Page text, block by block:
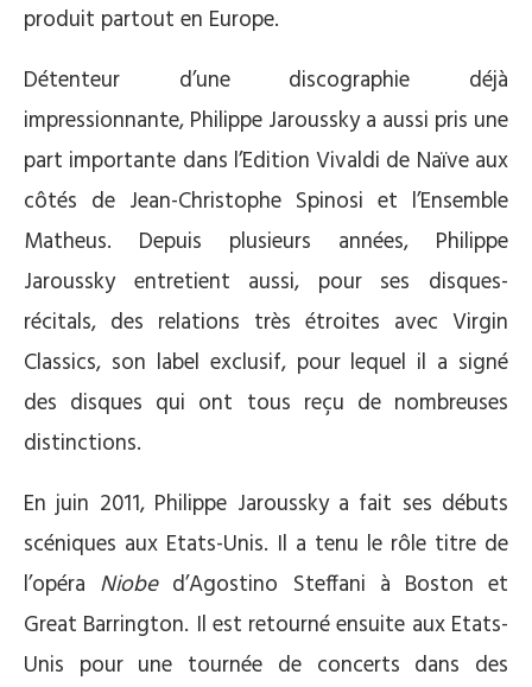
produit partout en Europe.
Détenteur d’une discographie déjà
impressionnante, Philippe Jaroussky a aussi pris une
part importante dans l’Edition Vivaldi de Naïve aux
côtés de Jean-Christophe Spinosi et l’Ensemble
Matheus. Depuis plusieurs années, Philippe
Jaroussky entretient aussi, pour ses disques-
récitals, des relations très étroites avec Virgin
Classics, son label exclusif, pour lequel il a signé
des disques qui ont tous reçu de nombreuses
distinctions.
En juin 2011, Philippe Jaroussky a fait ses débuts
scéniques aux Etats-Unis. Il a tenu le rôle titre de
l’opéra Niobed’Agostino Steffani à Boston et
Great Barrington. Il est retourné ensuite aux Etats-
Unis pour une tournée de concerts dans des